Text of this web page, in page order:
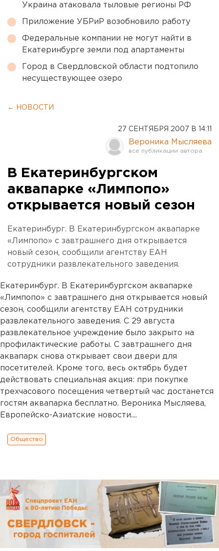
Украина атаковала тыловые регионы РФ
Приложение УБРиР возобновило работу
Федеральные компании не могут найти в
Екатеринбурге земли под апартаменты
Город в Свердловской области подтопило
несуществующее озеро
← НОВОСТИ
27 СЕНТЯБРЯ 2007 В 14:11
Вероника Мысляева
В Екатеринбургском
аквапарке «Лимпопо»
открывается новый сезон
Екатеринбург. В Екатеринбургском аквапарке
«Лимпопо» с завтрашнего дня открывается
новый сезон, сообщили агентству ЕАН
сотрудники развлекательного заведения.
Екатеринбург. В Екатеринбургском аквапарке
«Лимпопо» с завтрашнего дня открывается новый
сезон, сообщили агентству ЕАН сотрудники
развлекательного заведения. С 29 августа
развлекательное учреждение было закрыто на
профилактические работы. С завтрашнего дня
аквапарк снова открывает свои двери для
посетителей. Кроме того, весь октябрь будет
действовать специальная акция: при покупке
трехчасового посещения четвертый час достанется
гостям аквапарка бесплатно. Вероника Мысляева,
Европейско-Азиатские новости....
Общество